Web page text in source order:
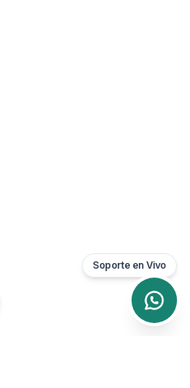
Soporte en Vivo